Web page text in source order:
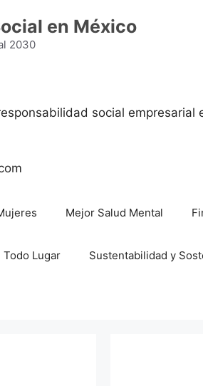
en México
2030
social empresarial
Mejor Salud Mental
Lugar Sustentabilidad y